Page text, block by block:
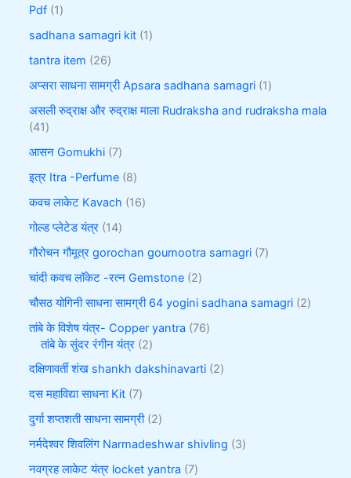
Pdf 1
sadhana samagri kit 1
tantra item 26
अप्सरा साधना सामग्री Apsara sadhana samagri 1
असली रुद्राक्ष और रुद्राक्ष माला Rudraksha and rudraksha mala
41
आसन Gomukhi 7
इत्र Itra -Perfume 8
कवच लाकेट Kavach 16
गोल्ड प्लेटेड यंत्र 14
गौरोचन गौमूत्र gorochan goumootra samagri 7
चांदी कवच लॉकेट -रत्न Gemstone 2
चौसठ योगिनी साधना सामग्री 64 yogini sadhana samagri 2
तांबे के विशेष यंत्र- Copper yantra 76
तांबे के सुंदर रंगीन यंत्र 2
दक्षिणावर्ती शंख shankh dakshinavarti 2
दस महाविद्या साधना Kit 7
दुर्गा शप्तशती साधना सामग्री 2
नर्मदेश्वर शिवलिंग Narmadeshwar shivling 3
नवग्रह लाकेट यंत्र locket yantra 7